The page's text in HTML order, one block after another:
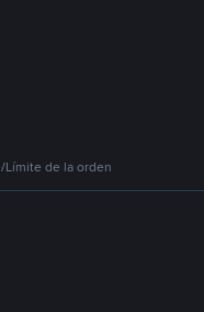
Límite de la orden